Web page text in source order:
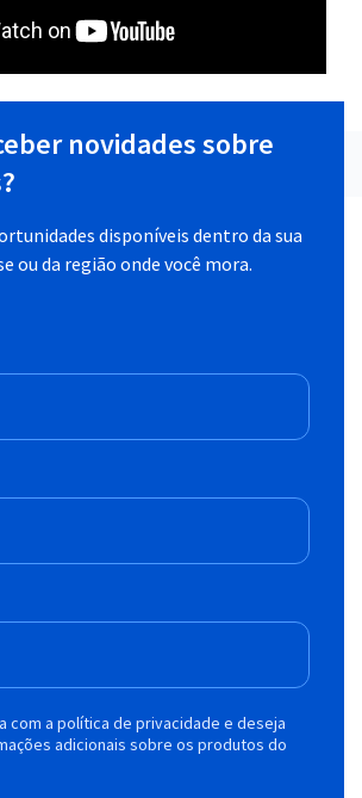
novidades sobre
disponíveis dentro da sua
ou da região onde você mora.
com a política de privacidade e deseja
adicionais sobre os produtos do